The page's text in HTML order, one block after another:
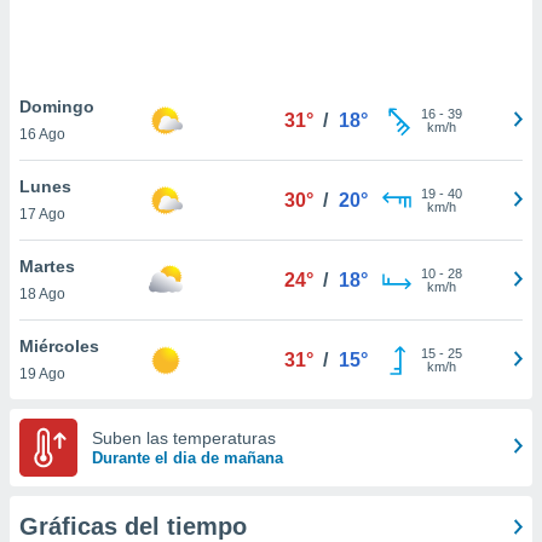
únicos
similares
como
IP
de
traten tus
en
a lo que
Para
Domingo
16 Ago
31° / 18° 16- 39
km/h
Lunes
17 Ago
30° / 20° 19- 40
km/h
Martes
18 Ago
24° / 18° 10- 28
km/h
Miércoles
19 Ago
31° / 15° 15- 25
km/h
Suben las temperaturas
Durante el dia de mañana
Gráficas del tiempo